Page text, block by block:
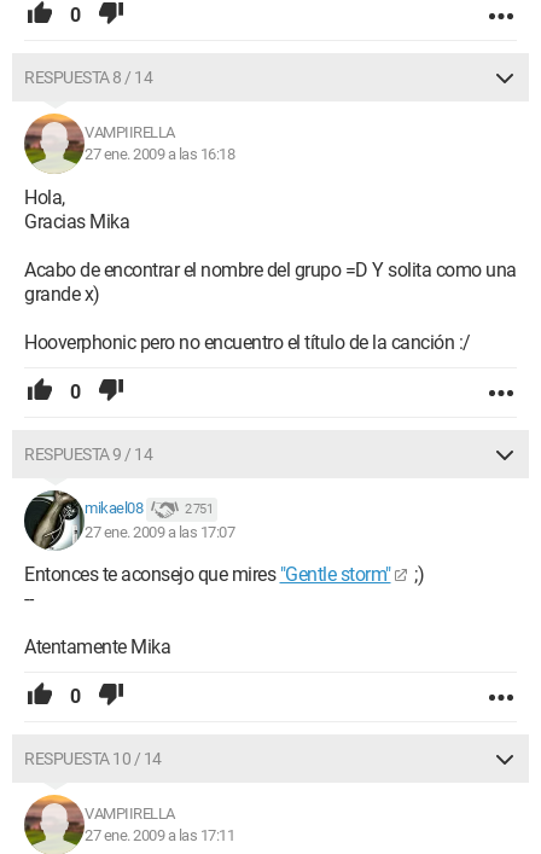
0
RESPUESTA 8 / 14
VAMPIIRELLA
27 ene. 2009 a las 16:18
Hola,
Gracias Mika
Acabo de encontrar el nombre del grupo =D Y solita como una
grande x)
Hooverphonic pero no encuentro el título de la canción :/
0
RESPUESTA 9 / 14
mikael08 2 751
27 ene. 2009 a las 17:07
Entonces te aconsejo que mires "Gentle storm"
;)
--
Atentamente Mika
0
RESPUESTA 10 / 14
VAMPIIRELLA
27 ene. 2009 a las 17:11